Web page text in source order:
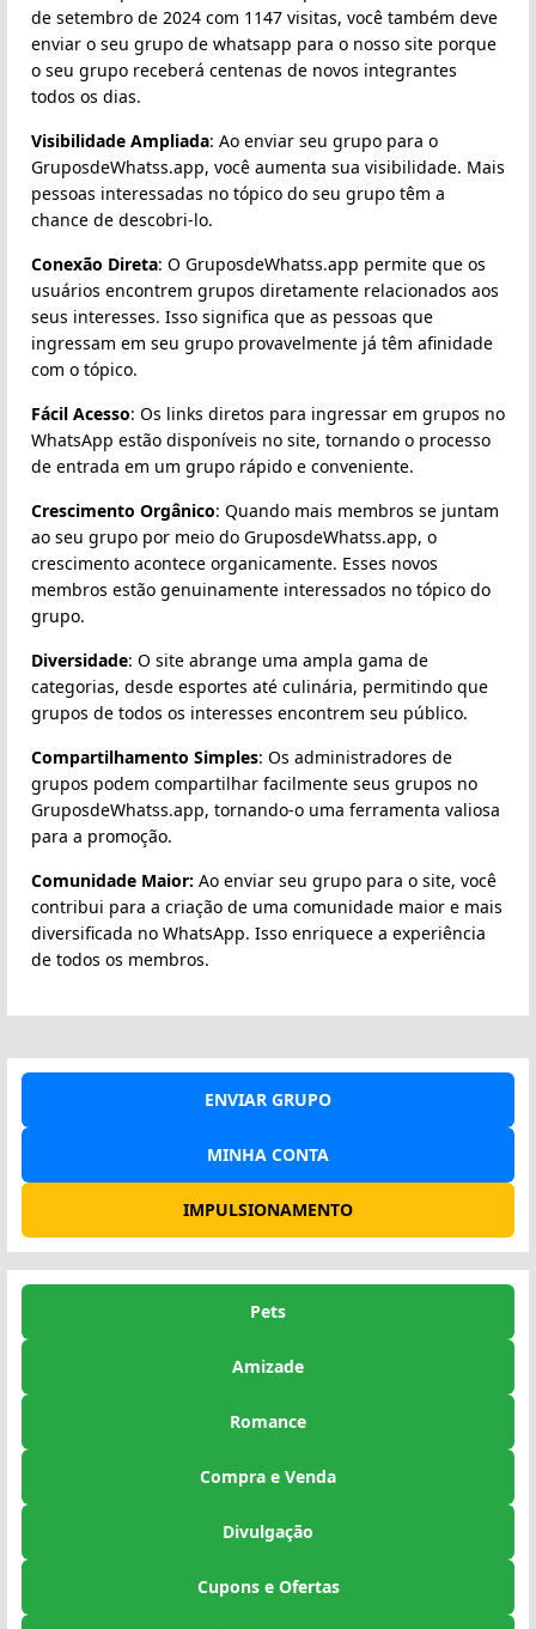
de setembro de 2024 com 1147 visitas, você também deve
enviar o seu grupo de whatsapp para o nosso site porque
o seu grupo receberá centenas de novos integrantes
todos os dias.
Visibilidade Ampliada: Ao enviar seu grupo para o
GruposdeWhatss.app, você aumenta sua visibilidade. Mais
pessoas interessadas no tópico do seu grupo têm a
chance de descobri-lo.
Conexão Direta: O GruposdeWhatss.app permite que os
usuários encontrem grupos diretamente relacionados aos
seus interesses. Isso significa que as pessoas que
ingressam em seu grupo provavelmente já têm afinidade
com o tópico.
Fácil Acesso: Os links diretos para ingressar em grupos no
WhatsApp estão disponíveis no site, tornando o processo
de entrada em um grupo rápido e conveniente.
Crescimento Orgânico: Quando mais membros se juntam
ao seu grupo por meio do GruposdeWhatss.app, o
crescimento acontece organicamente. Esses novos
membros estão genuinamente interessados no tópico do
grupo.
Diversidade: O site abrange uma ampla gama de
categorias, desde esportes até culinária, permitindo que
grupos de todos os interesses encontrem seu público.
Compartilhamento Simples: Os administradores de
grupos podem compartilhar facilmente seus grupos no
GruposdeWhatss.app, tornando-o uma ferramenta valiosa
para a promoção.
Comunidade Maior: Ao enviar seu grupo para o site, você
contribui para a criação de uma comunidade maior e mais
diversificada no WhatsApp. Isso enriquece a experiência
de todos os membros.
ENVIAR GRUPO
MINHA CONTA
IMPULSIONAMENTO
Pets
Amizade
Romance
Compra e Venda
Divulgação
Cupons e Ofertas